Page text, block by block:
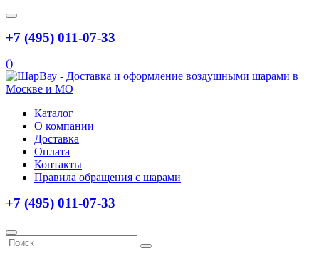
+7 (495) 011-07-33
()
Каталог
О компании
Доставка
Оплата
Контакты
Правила обращения с шарами
+7 (495) 011-07-33